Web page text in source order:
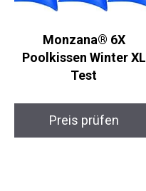
Monzana® 6X
Poolkissen Winter XL
Test
Preis prüfen